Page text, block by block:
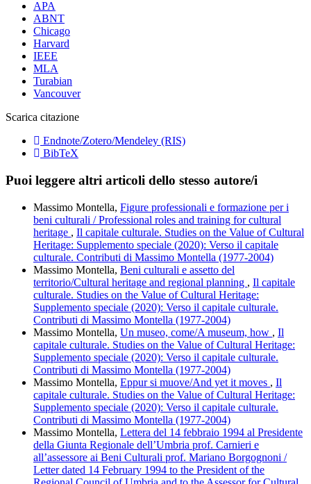
APA
ABNT
Chicago
Harvard
IEEE
MLA
Turabian
Vancouver
Scarica citazione
Endnote/Zotero/Mendeley (RIS)
BibTeX
Puoi leggere altri articoli dello stesso autore/i
Massimo Montella, Figure professionali e formazione per i
beni culturali / Professional roles and training for cultural
heritage , Il capitale culturale. Studies on the Value of Cultural
Heritage: Supplemento speciale (2020): Verso il capitale
culturale. Contributi di Massimo Montella (1977-2004)
Massimo Montella, Beni culturali e assetto del
territorio/Cultural heritage and regional planning , Il capitale
culturale. Studies on the Value of Cultural Heritage:
Supplemento speciale (2020): Verso il capitale culturale.
Contributi di Massimo Montella (1977-2004)
Massimo Montella, Un museo, come/A museum, how , Il
capitale culturale. Studies on the Value of Cultural Heritage:
Supplemento speciale (2020): Verso il capitale culturale.
Contributi di Massimo Montella (1977-2004)
Massimo Montella, Eppur si muove/And yet it moves , Il
capitale culturale. Studies on the Value of Cultural Heritage:
Supplemento speciale (2020): Verso il capitale culturale.
Contributi di Massimo Montella (1977-2004)
Massimo Montella, Lettera del 14 febbraio 1994 al Presidente
della Giunta Regionale dell’Umbria prof. Carnieri e
all’assessore ai Beni Culturali prof. Mariano Borgognoni /
Letter dated 14 February 1994 to the President of the